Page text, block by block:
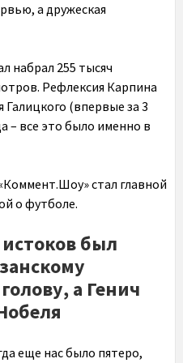
а дружеская
набрал 255 тысяч
Рефлексия Карпина
(впервые за 3
– все это было именно в
стал главной
о футболе.
был
а Генич
еще нас было пятеро,